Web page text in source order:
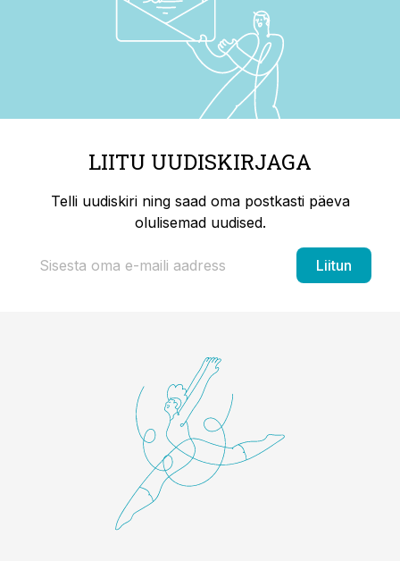
LIITU UUDISKIRJAGA
Telli uudiskiri ning saad oma postkasti päeva
olulisemad uudised.
Liitun